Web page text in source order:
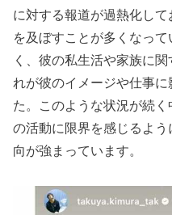
に対する報道が過熱化し
を及ぼすことが多くなっ
く、彼の私生活や家族に
れが彼のイメージや仕事
た。このような状況が続
の活動に限界を感じるよ
向が強まっています。